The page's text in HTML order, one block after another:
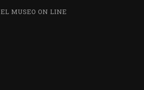
EL MUSEO ON LINE